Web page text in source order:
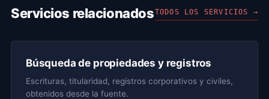
Servicios relacionadosTODOS LOS SERVICIOS →
Búsqueda de propiedades y registros
Escrituras, titularidad, registros corporativos y civiles,
obtenidos desde la fuente.